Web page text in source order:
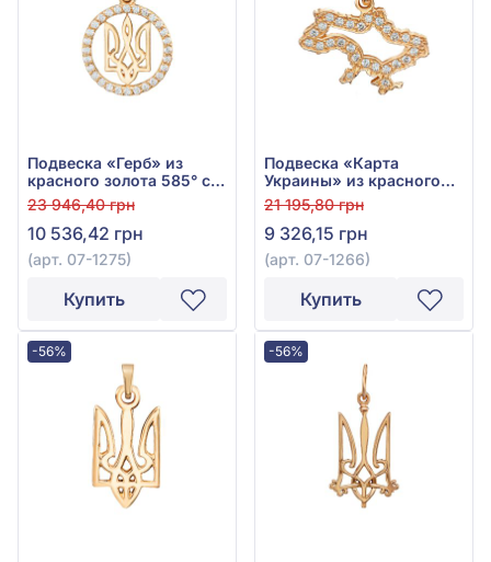
Подвеска «Герб» из
красного золота 585° с
фианитом, арт. 07-1275
23 946,40 грн
10 536,42 грн
(арт. 07-1275)
Купить
Подвеска «Карта
Украины» из красного
золота 585° с фианитом,
арт. 07-1266
21 195,80 грн
9 326,15 грн
(арт. 07-1266)
Купить
-56% -56%